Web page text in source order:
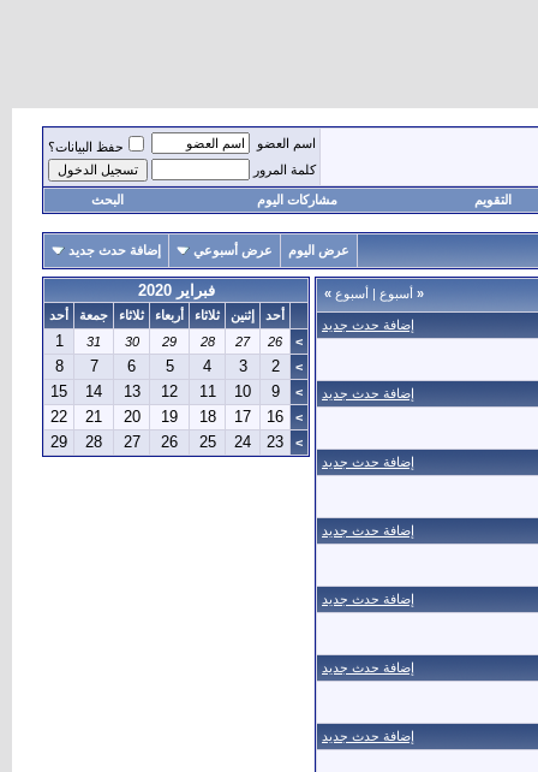
اسم العضو
حفظ البيانات؟
كلمة المرور
التقويم مشاركات اليوم البحث
عرض اليوم عرض أسبوعي إضافة حدث جديد
« أسبوع | أسبوع »
إضافة حدث جديد
إضافة حدث جديد
إضافة حدث جديد
إضافة حدث جديد
إضافة حدث جديد
إضافة حدث جديد
إضافة حدث جديد
فبراير 2020
أحد إثنين ثلاثاء أربعاء ثلاثاء جمعة
أحد
>
26
27
28
29
30
31
1
>
2
3
4
5
6
7
8
>
9
10
11
12
13
14
15
>
16
17
18
19
20
21
22
>
23
24
25
26
27
28
29